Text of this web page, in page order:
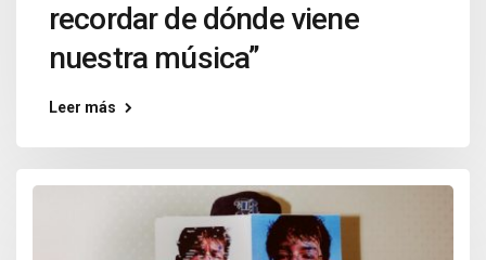
recordar de dónde viene
nuestra música”
Leer más